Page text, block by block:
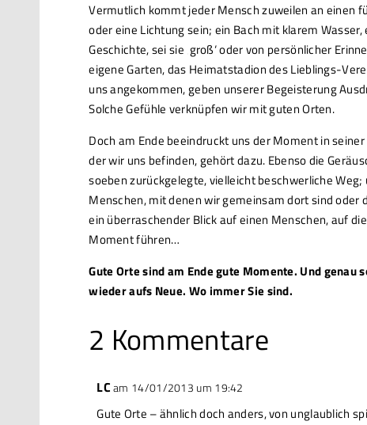
Vermutlich kommt jeder Mensch zuweilen an einen
oder eine Lichtung sein; ein Bach mit klarem
Geschichte, sei sie ‚groß‘ oder von persönlicher
eigene Garten, das Heimatstadion des Lieblings-
uns angekommen, geben unserer Begeisterung
Solche Gefühle verknüpfen wir mit guten Orten.
Doch am Ende beeindruckt uns der Moment in
der wir uns befinden, gehört dazu. Ebenso die
soeben zurückgelegte, vielleicht beschwerliche
Menschen, mit denen wir gemeinsam dort sind
ein überraschender Blick auf einen Menschen, auf
Moment führen…
Gute Orte sind am Ende gute Momente. Und
wieder aufs Neue. Wo immer Sie sind.
2 Kommentare
LCam 14/01/2013 um 19:42
Gute Orte – ähnlich doch anders, von unglaublich